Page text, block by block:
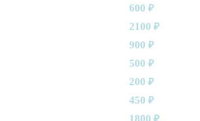
600 ₽
2100 ₽
900 ₽
500 ₽
200 ₽
450 ₽
1800 ₽